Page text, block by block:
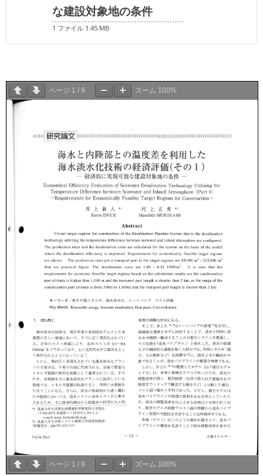
な建設対象地の条件
1 ファイル 1.45 MB
ページ 1 / 9 ズーム 100%
ページ 1 / 9 ズーム 100%